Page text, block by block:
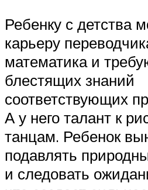
Ребенку с детства
карьеру
математика и
блестящих знаний
соответствующих
А у него талант к
танцам. Ребенок
подавлять
и следовать